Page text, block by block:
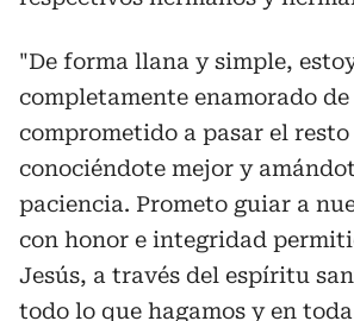
"De forma llana y simple,
completamente enamorado
comprometido a pasar el
conociéndote mejor y
paciencia. Prometo guiar a
con honor e integridad
Jesús, a través del espíritu
todo lo que hagamos y en